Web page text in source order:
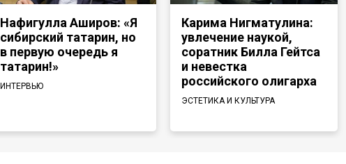
Нафигулла Аширов: «Я
сибирский татарин, но
в первую очередь я
татарин!»
ИНТЕРВЬЮ
Карима Нигматулина:
увлечение наукой,
соратник Билла Гейтса
и невестка
российского олигарха
ЭСТЕТИКА И КУЛЬТУРА